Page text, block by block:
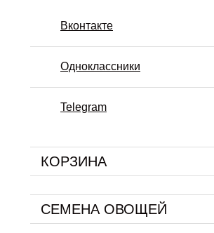
Вконтакте
Одноклассники
Telegram
КОРЗИНА
СЕМЕНА ОВОЩЕЙ